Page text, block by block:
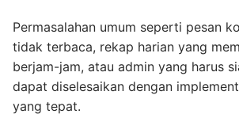
Permasalahan umum seperti pesan
tidak terbaca, rekap harian yang
berjam-jam, atau admin yang harus
dapat diselesaikan dengan
yang tepat.